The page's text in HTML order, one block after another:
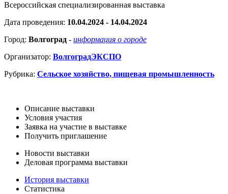
Всероссийская специализированная выставка
Дата проведения: 10.04.2024 - 14.04.2024
Город: Волгоград - информация о городе
Организатор: ВолгоградЭКСПО
Рубрика: Сельское хозяйство, пищевая промышленность
Описание выставки
Условия участия
Заявка на участие в выставке
Получить приглашение
Новости выставки
Деловая программа выставки
История выставки
Статистика